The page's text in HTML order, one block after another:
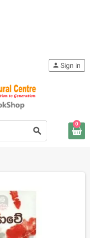
search
person Sign in
0